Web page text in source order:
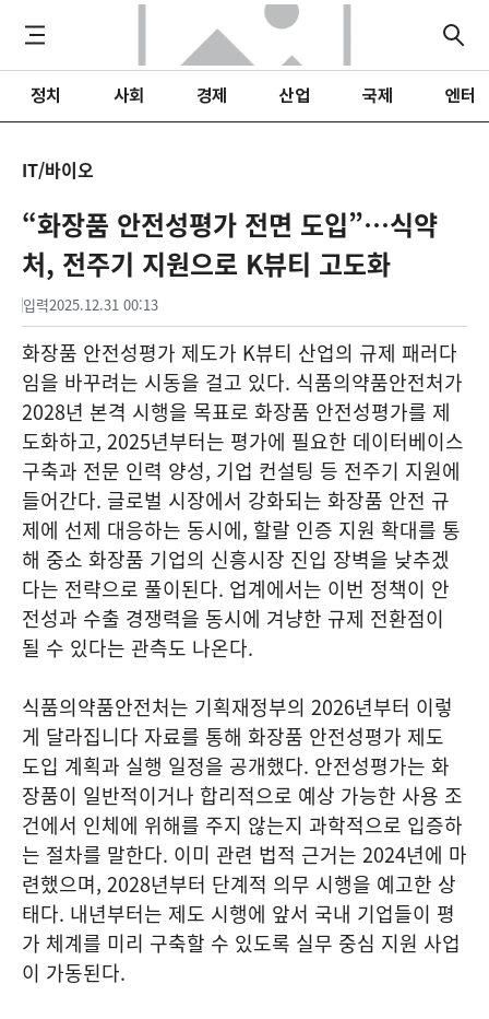
정치 사회 경제 산업 국제 엔터
IT/바이오
“화장품 안전성평가 전면 도입”…식약
처, 전주기 지원으로 K뷰티 고도화
입력2025.12.31 00:13
화장품 안전성평가 제도가 K뷰티 산업의 규제 패러다
임을 바꾸려는 시동을 걸고 있다. 식품의약품안전처가
2028년 본격 시행을 목표로 화장품 안전성평가를 제
도화하고, 2025년부터는 평가에 필요한 데이터베이스
구축과 전문 인력 양성, 기업 컨설팅 등 전주기 지원에
들어간다. 글로벌 시장에서 강화되는 화장품 안전 규
제에 선제 대응하는 동시에, 할랄 인증 지원 확대를 통
해 중소 화장품 기업의 신흥시장 진입 장벽을 낮추겠
다는 전략으로 풀이된다. 업계에서는 이번 정책이 안
전성과 수출 경쟁력을 동시에 겨냥한 규제 전환점이
될 수 있다는 관측도 나온다.
식품의약품안전처는 기획재정부의 2026년부터 이렇
게 달라집니다 자료를 통해 화장품 안전성평가 제도
도입 계획과 실행 일정을 공개했다. 안전성평가는 화
장품이 일반적이거나 합리적으로 예상 가능한 사용 조
건에서 인체에 위해를 주지 않는지 과학적으로 입증하
는 절차를 말한다. 이미 관련 법적 근거는 2024년에 마
련했으며, 2028년부터 단계적 의무 시행을 예고한 상
태다. 내년부터는 제도 시행에 앞서 국내 기업들이 평
가 체계를 미리 구축할 수 있도록 실무 중심 지원 사업
이 가동된다.